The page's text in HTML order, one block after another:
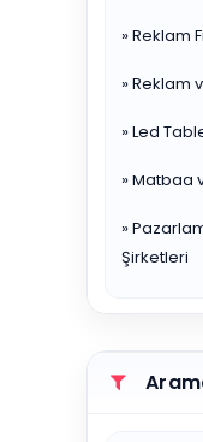
» Reklam
» Reklam
» Led
» Matbaa
»
Şirketleri